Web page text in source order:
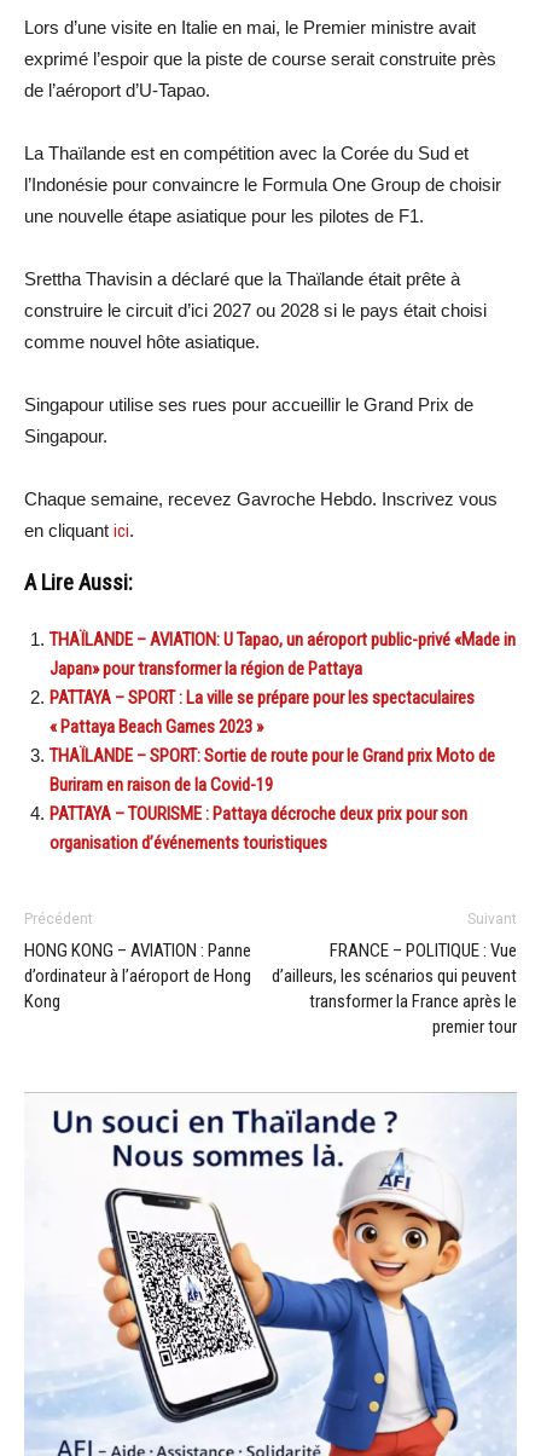
Lors d’une visite en Italie en mai, le Premier ministre avait
exprimé l’espoir que la piste de course serait construite près
de l’aéroport d’U-Tapao.
La Thaïlande est en compétition avec la Corée du Sud et
l’Indonésie pour convaincre le Formula One Group de choisir
une nouvelle étape asiatique pour les pilotes de F1.
Srettha Thavisin a déclaré que la Thaïlande était prête à
construire le circuit d’ici 2027 ou 2028 si le pays était choisi
comme nouvel hôte asiatique.
Singapour utilise ses rues pour accueillir le Grand Prix de
Singapour.
Chaque semaine, recevez Gavroche Hebdo. Inscrivez vous
en cliquant ici.
A Lire Aussi:
THAÏLANDE – AVIATION: U Tapao, un aéroport public-privé «Made in
Japan» pour transformer la région de Pattaya
PATTAYA – SPORT : La ville se prépare pour les spectaculaires
« Pattaya Beach Games 2023 »
THAÏLANDE – SPORT: Sortie de route pour le Grand prix Moto de
Buriram en raison de la Covid-19
PATTAYA – TOURISME : Pattaya décroche deux prix pour son
organisation d’événements touristiques
Précédent
HONG KONG – AVIATION : Panne
d’ordinateur à l’aéroport de Hong
Kong
Suivant
FRANCE – POLITIQUE : Vue
d’ailleurs, les scénarios qui peuvent
transformer la France après le
premier tour